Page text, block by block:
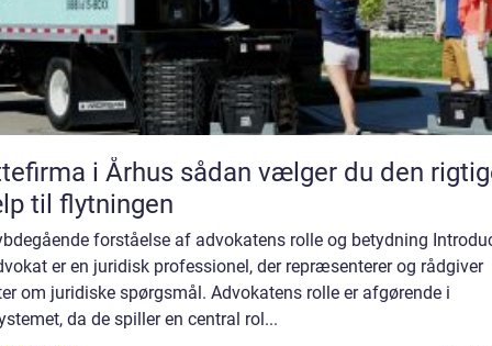
i Århus sådan vælger du den rigtige
til flytningen
forståelse af advokatens rolle og betydning
er en juridisk professionel, der repræsenterer og rådgiver
om juridiske spørgsmål. Advokatens rolle er afgørende i
da de spiller en central rol...